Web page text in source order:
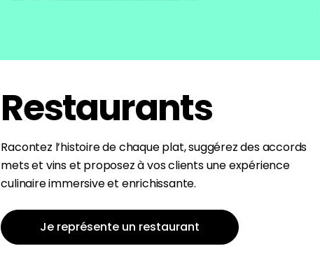
Restaurants
Racontez l’histoire de chaque plat, suggérez des accords
mets et vins et proposez à vos clients une expérience
culinaire immersive et enrichissante.
Je représente un restaurant